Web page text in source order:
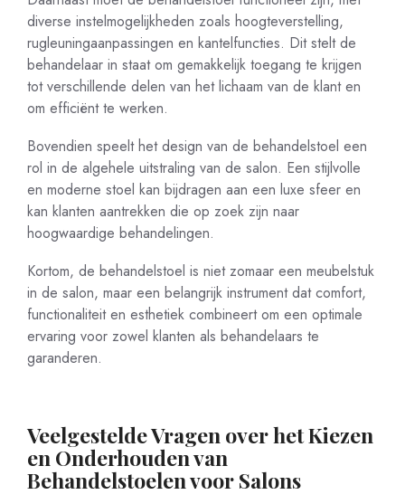
diverse instelmogelijkheden zoals hoogteverstelling,
rugleuningaanpassingen en kantelfuncties. Dit stelt de
behandelaar in staat om gemakkelijk toegang te krijgen
tot verschillende delen van het lichaam van de klant en
om efficiënt te werken.
Bovendien speelt het design van de behandelstoel een
rol in de algehele uitstraling van de salon. Een stijlvolle
en moderne stoel kan bijdragen aan een luxe sfeer en
kan klanten aantrekken die op zoek zijn naar
hoogwaardige behandelingen.
Kortom, de behandelstoel is niet zomaar een meubelstuk
in de salon, maar een belangrijk instrument dat comfort,
functionaliteit en esthetiek combineert om een optimale
ervaring voor zowel klanten als behandelaars te
garanderen.
Veelgestelde Vragen over het Kiezen
en Onderhouden van
Behandelstoelen voor Salons